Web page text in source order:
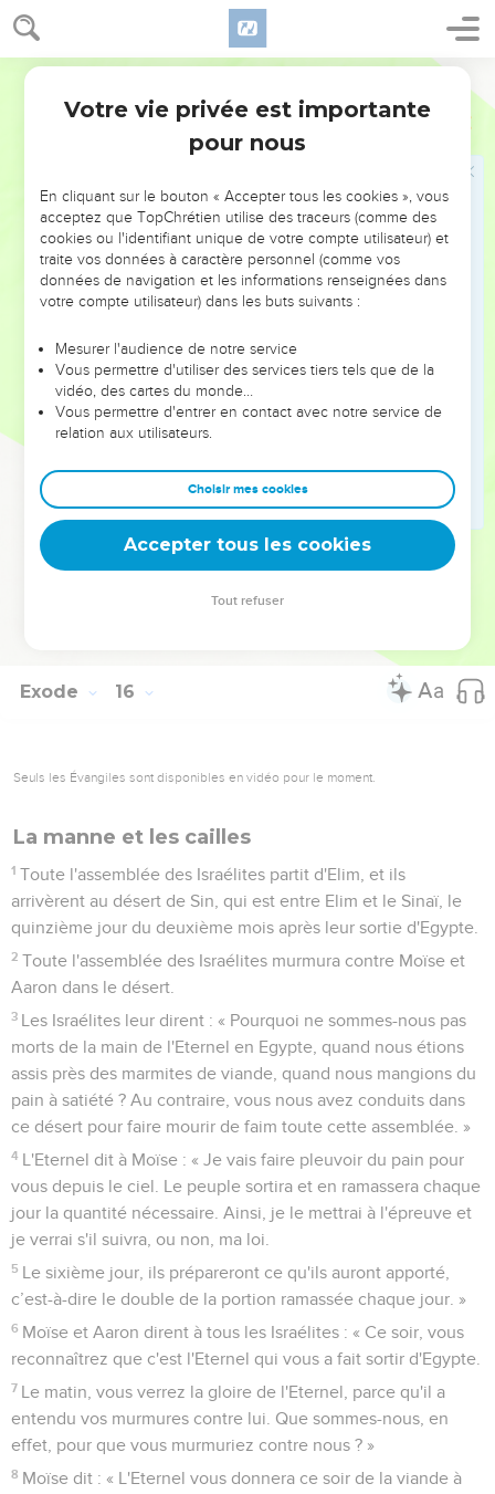
Exode 15
l'Eternel, car il a fait éclater sa gloire ; il a précipité le cheval
et son cavalier dans la mer. »
L'eau de Mara
Moïse fit partir Israël de la mer des Roseaux et ils prirent la
direction du désert de Shur. Après 3 journées de marche
dans le désert, ils ne trouvèrent pas d'eau.
Ils arrivèrent à Mara, mais ils ne purent pas boire l'eau de
Mara parce qu'elle était amère. C'est pourquoi cet endroit fut
appelé Mara.
Le peuple murmura contre Moïse en disant : « Que
Moïse cria à l'Eternel et l'Eternel lui indiqua un morceau
de bois qu'il jeta dans l'eau, et l'eau devint douce. Ce fut là
que l'Eternel donna au peuple des prescriptions et des
règles, et ce fut là qu'il le mit à l'épreuve.
Il dit : « Si tu écoutes attentivement l'Eternel, ton Dieu, si
tu fais ce qui est droit à ses yeux, si tu prêtes l'oreille à ses
commandements et si tu obéis à toutes ses prescriptions, je
ne te frapperai d'aucune des maladies dont j'ai frappé les
Exode 16
Seuls les Évangiles sont disponibles en vidéo pour le moment.
La manne et les cailles
1 Toute l'assemblée des Israélites partit d'Elim, et ils
arrivèrent au désert de Sin, qui est entre Elim et le Sinaï, le
quinzième jour du deuxième mois après leur sortie d'Egypte.
2 Toute l'assemblée des Israélites murmura contre Moïse et
Aaron dans le désert.
3 Les Israélites leur dirent : « Pourquoi ne sommes-nous pas
morts de la main de l'Eternel en Egypte, quand nous étions
assis près des marmites de viande, quand nous mangions du
pain à satiété ? Au contraire, vous nous avez conduits dans
ce désert pour faire mourir de faim toute cette assemblée. »
4 L'Eternel dit à Moïse : « Je vais faire pleuvoir du pain pour
vous depuis le ciel. Le peuple sortira et en ramassera chaque
jour la quantité nécessaire. Ainsi, je le mettrai à l'épreuve et
je verrai s'il suivra, ou non, ma loi.
5 Le sixième jour, ils prépareront ce qu'ils auront apporté,
c’est-à-dire le double de la portion ramassée chaque jour. »
6 Moïse et Aaron dirent à tous les Israélites : « Ce soir, vous
reconnaîtrez que c'est l'Eternel qui vous a fait sortir d'Egypte.
7 Le matin, vous verrez la gloire de l'Eternel, parce qu'il a
entendu vos murmures contre lui. Que sommes-nous, en
effet, pour que vous murmuriez contre nous ? »
8 Moïse dit : « L'Eternel vous donnera ce soir de la viande à
Votre vie privée est importante
pour nous
En cliquant sur le bouton « Accepter tous les cookies », vous
acceptez que TopChrétien utilise des traceurs (comme des
cookies ou l'identifiant unique de votre compte utilisateur) et
traite vos données à caractère personnel (comme vos
données de navigation et les informations renseignées dans
votre compte utilisateur) dans les buts suivants :
Mesurer l'audience de notre service
Vous permettre d'utiliser des services tiers tels que de la
vidéo, des cartes du monde…
Vous permettre d'entrer en contact avec notre service de
relation aux utilisateurs.
Choisir mes cookies
Accepter tous les cookies
Tout refuser